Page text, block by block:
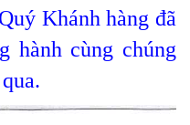
Khánh hàng đã
hành cùng chúng